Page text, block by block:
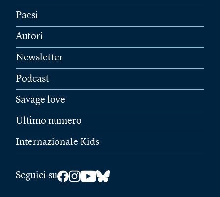
Paesi
Autori
Newsletter
Podcast
Savage love
Ultimo numero
Internazionale Kids
Seguici su